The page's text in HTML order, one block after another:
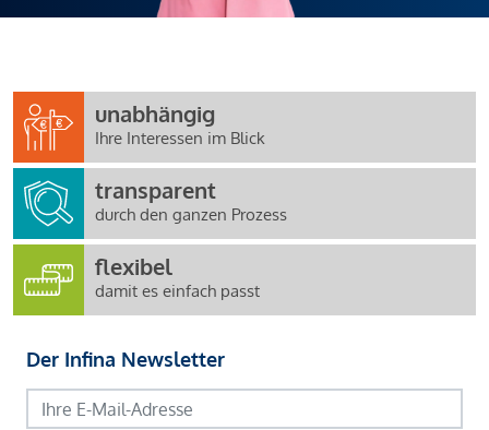
unabhängig
Ihre Interessen im Blick
transparent
durch den ganzen Prozess
flexibel
damit es einfach passt
Der Infina Newsletter